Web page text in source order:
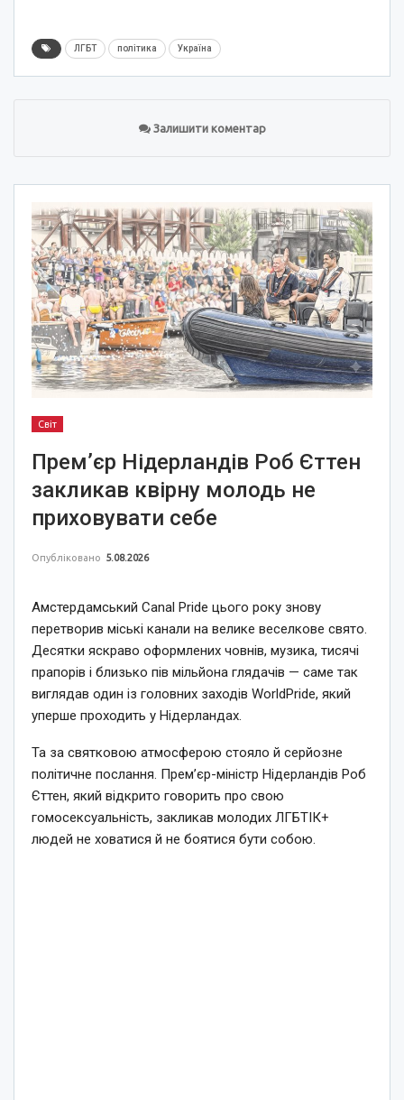
ЛГБТ політика Україна
Залишити коментар
Світ
Прем’єр Нідерландів Роб Єттен
закликав квірну молодь не
приховувати себе
Опубліковано 5.08.2026
Амстердамський Canal Pride цього року знову
перетворив міські канали на велике веселкове свято.
Десятки яскраво оформлених човнів, музика, тисячі
прапорів і близько пів мільйона глядачів — саме так
виглядав один із головних заходів WorldPride, який
уперше проходить у Нідерландах.
Та за святковою атмосферою стояло й серйозне
політичне послання. Прем’єр-міністр Нідерландів Роб
Єттен, який відкрито говорить про свою
гомосексуальність, закликав молодих ЛГБТІК+
людей не ховатися й не боятися бути собою.